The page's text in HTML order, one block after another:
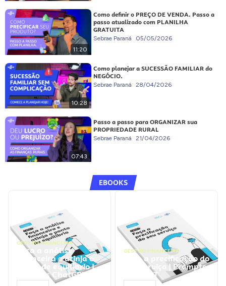
11:20
Como definir o PREÇO DE VENDA. Passo a
passo atualizado com PLANILHA
GRATUITA
Sebrae Paraná 05/05/2026
10:28
Como planejar a SUCESSÃO FAMILIAR do
NEGÓCIO.
Sebrae Paraná 28/04/2026
07:43
Passo a passo para ORGANIZAR sua
PROPRIEDADE RURAL
Sebrae Paraná 21/04/2026
EBOOKS
GESTÃO FINANCEIRA
Faça a análise
financeira e atinja o
ponto de equilíbrio |
Prompts ChatGPT
GESTÃO FINANCEIRA
Faça a precificação do
seu serviço | Prompts
ChatGPT